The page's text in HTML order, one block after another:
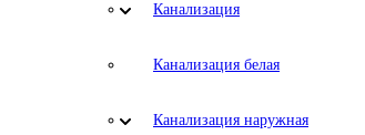
Канализация
Канализация белая
Канализация наружная